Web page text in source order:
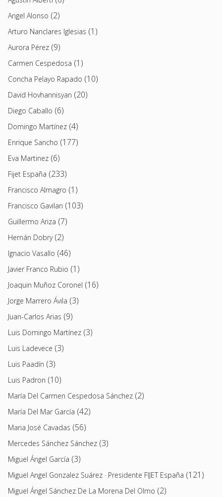
Angel Alonso (2)
Arturo Nanclares Iglesias (1)
Aurora Pérez (9)
Carmen Cespedosa (1)
Concha Pelayo Rapado (10)
David Hovhannisyan (20)
Diego Caballo (6)
Domingo Martínez (4)
Enrique Sancho (177)
Eva Martinez (6)
Fijet España (233)
Francisco Almagro (1)
Francisco Gavilan (103)
Guillermo Ariza (7)
Hernán Dobry(2)
Ignacio Vasallo (46)
Javier Franco Rubio (1)
Joaquin Muñoz Coronel (16)
Jorge Marrero Ávila (3)
Juan-Carlos Arias (9)
Luis Domingo Martínez (3)
Luis Ladevece (3)
Luis Paadín (3)
Luis Padron (10)
María Del Carmen Cespedosa Sánchez (2)
María Del Mar García (42)
Maria José Cavadas (56)
Mercedes Sánchez Sánchez (3)
Miguel Ángel García (3)
Miguel Angel Gonzalez Suárez · Presidente FIJET España (121)
Miguel Ángel Sánchez De La Morena Del Olmo (2)